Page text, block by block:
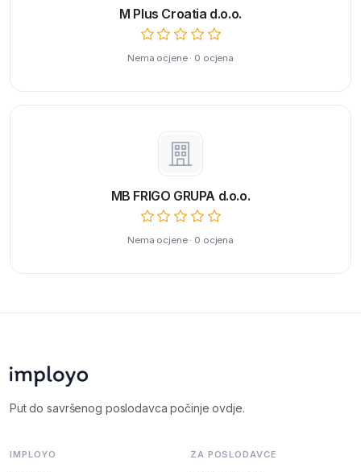
M Plus Croatia d.o.o.
Nema ocjene · 0 ocjena
MB FRIGO GRUPA d.o.o.
Nema ocjene · 0 ocjena
Put do savršenog poslodavca počinje ovdje.
IMPLOYO ZA POSLODAVCE